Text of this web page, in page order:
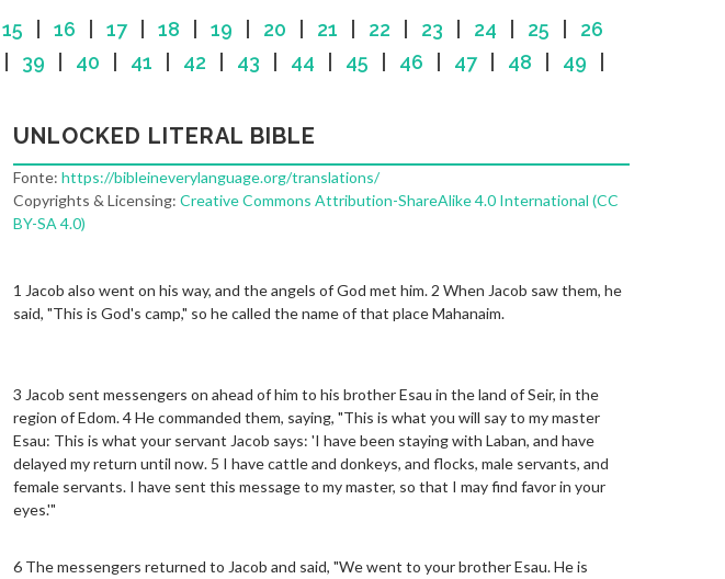
15 16 17| 18 19 20 21 22 23 24 25
26
39 40 41 42 43 44 45 46 47| 48 49
UNLOCKED LITERAL BIBLE
Fonte:https://bibleineverylanguage.org/translations/
Copyrights & Licensing:Creative Commons Attribution-ShareAlike 4.0 International (CC
BY-SA 4.0)
1 Jacob also went on his way, and the angels of God met him. 2 When Jacob saw them, he
said, "This is God's camp," so he called the name of that place Mahanaim.
3 Jacob sent messengers on ahead of him to his brother Esau in the land of Seir, in the
region of Edom. 4 He commanded them, saying, "This is what you will say to my master
Esau: This is what your servant Jacob says: 'I have been staying with Laban, and have
delayed my return until now. 5 I have cattle and donkeys, and flocks, male servants, and
female servants. I have sent this message to my master, so that I may find favor in your
eyes.'"
6 The messengers returned to Jacob and said, "We went to your brother Esau. He is